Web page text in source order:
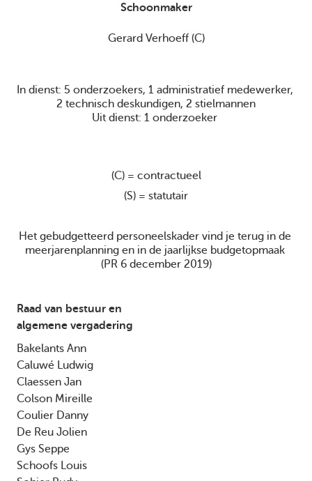
Schoonmaker
Gerard Verhoeff (C)
In dienst: 5 onderzoekers, 1 administratief medewerker,
2 technisch deskundigen, 2 stielmannen
Uit dienst: 1 onderzoeker
(C) = contractueel
(S) = statutair
Het gebudgetteerd personeelskader vind je terug in de
meerjarenplanning en in de jaarlijkse budgetopmaak
(PR 6 december 2019)
Raad van bestuur en
algemene vergadering
Bakelants Ann
Caluwé Ludwig
Claessen Jan
Colson Mireille
Coulier Danny
De Reu Jolien
Gys Seppe
Schoofs Louis